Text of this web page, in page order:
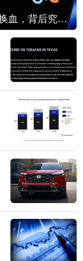
谷歌AI大换血，背后究竟发生了什么？